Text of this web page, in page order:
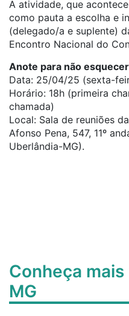
A atividade, que
como pauta a escolha e
(delegado/a e suplente)
Encontro Nacional do
Anote para não esquecer
Data: 25/04/25 (sexta-
Horário: 18h (primeira
chamada)
Local: Sala de reuniões
Afonso Pena, 547, 11º
Uberlândia-MG).
Conheça mais
MG